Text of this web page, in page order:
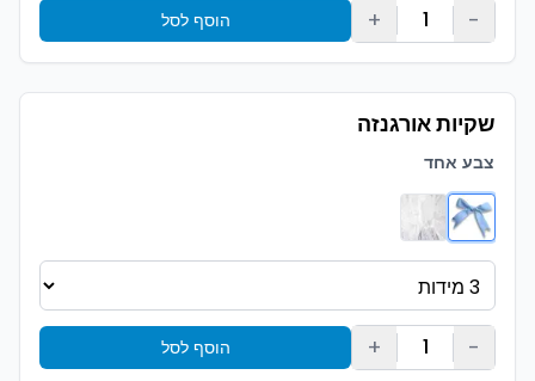
-
1
+ הוסף לסל
שקיות אורגנזה
צבע אחד
-
1
+ הוסף לסל